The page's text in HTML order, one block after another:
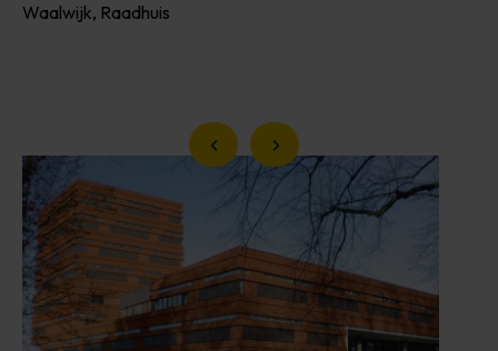
Waalwijk, Raadhuis
Vorige slideVolgende slide